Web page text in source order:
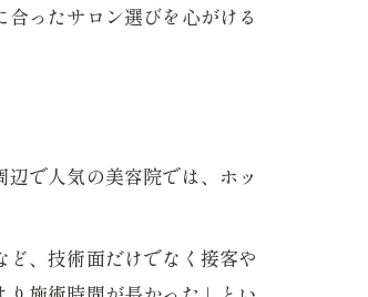
ったサロン選びを心がける
で人気の美容院では、ホッ
、技術面だけでなく接客や